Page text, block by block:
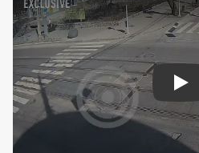
Play